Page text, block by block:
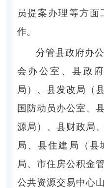
员提案办理等方面
作。
分管县政府办
会办公室、县政
局）、县发改局（
国防动员办公室、
源局）、县财政局
局、县住建局（县
局、市住房公积金
公共资源交易中心